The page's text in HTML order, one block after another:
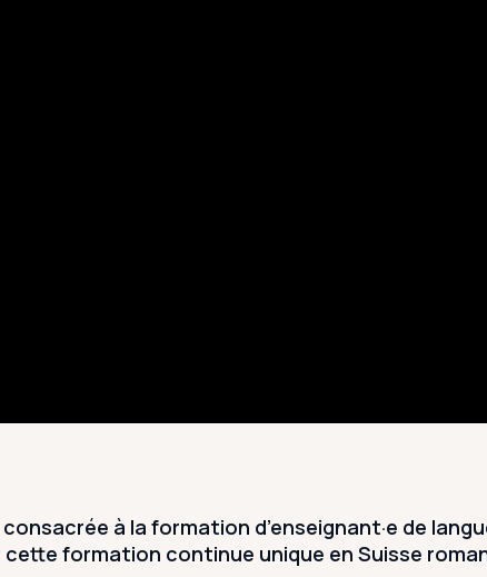
à la formation d’enseignant·e de
formation continue unique en Suisse